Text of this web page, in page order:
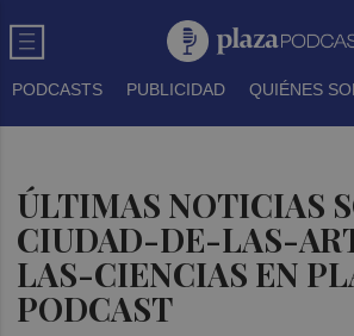
PODCASTS PUBLICIDAD QUIÉNES
ÚLTIMAS NOTICIAS
CIUDAD-DE-LAS-
LAS-CIENCIAS EN
PODCAST